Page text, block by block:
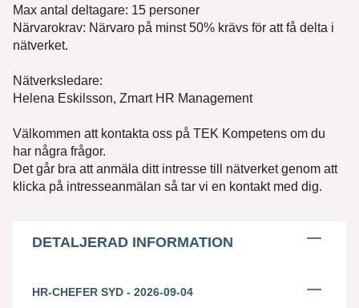
Max antal deltagare: 15 personer
Närvarokrav: Närvaro på minst 50% krävs för att få delta i
nätverket.
Nätverksledare:
Helena Eskilsson, Zmart HR Management
Välkommen att kontakta oss på TEK Kompetens om du
har några frågor.
Det går bra att anmäla ditt intresse till nätverket genom att
klicka på intresseanmälan så tar vi en kontakt med dig.
DETALJERAD INFORMATION
HR-CHEFER SYD - 2026-09-04